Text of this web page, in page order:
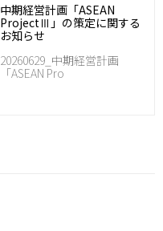
中期経営計画「ASEAN
ProjectⅢ」の策定に関する
お知らせ
20260629_中期経営計画
「ASEAN Pro